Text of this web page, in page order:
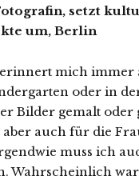
setzt
um, Berlin
mich immer
oder in
Bilder gemalt oder
aber auch für die
muss ich
Wahrscheinlich